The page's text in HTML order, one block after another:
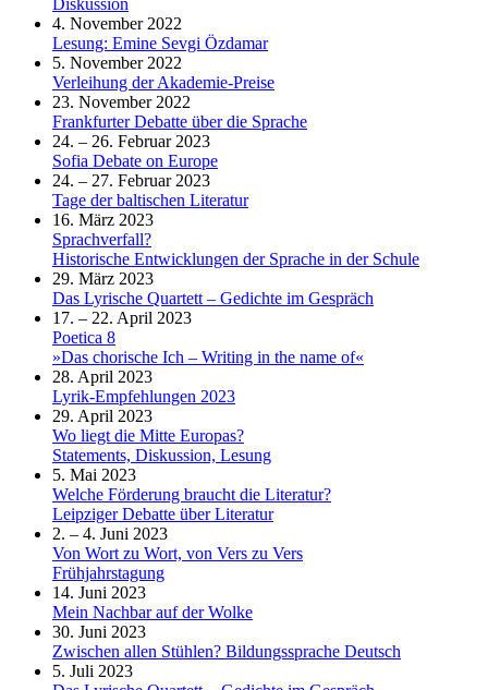
4. November 2022
Lesung: Emine Sevgi Özdamar
5. November 2022
Verleihung der Akademie-Preise
23. November 2022
Frankfurter Debatte über die Sprache
24. – 26. Februar 2023
Sofia Debate on Europe
24. – 27. Februar 2023
Tage der baltischen Literatur
16. März 2023
Sprachverfall?
Historische Entwicklungen der Sprache in der Schule
29. März 2023
Das Lyrische Quartett – Gedichte im Gespräch
17. – 22. April 2023
Poetica 8
»Das chorische Ich – Writing in the name of«
28. April 2023
Lyrik-Empfehlungen 2023
29. April 2023
Wo liegt die Mitte Europas?
Statements, Diskussion, Lesung
5. Mai 2023
Welche Förderung braucht die Literatur?
Leipziger Debatte über Literatur
2. – 4. Juni 2023
Von Wort zu Wort, von Vers zu Vers
Frühjahrstagung
14. Juni 2023
Mein Nachbar auf der Wolke
30. Juni 2023
Zwischen allen Stühlen? Bildungssprache Deutsch
5. Juli 2023